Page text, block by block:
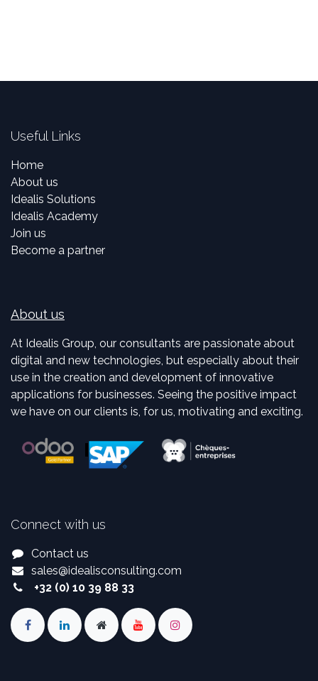
Useful Links
Home
About us
Idealis Solutions
Idealis Academy
Join us
Become a partner
About us
At Idealis Group, our consultants are passionate about
digital and new technologies, but especially about their
use in the creation and development of innovative
applications for businesses. Seeing the positive impact
we have on our clients is, for us, motivating and exciting.
Connect with us
Contact us
sales@idealisconsulting.com
+32 (0) 10 39 88 33